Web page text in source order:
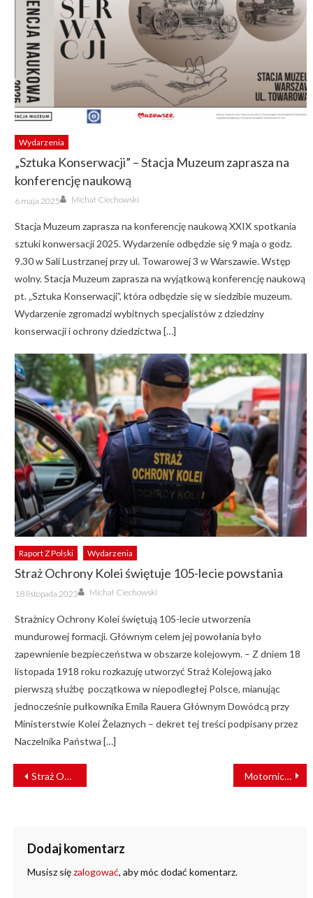
Wydarzenia
„Sztuka Konserwacji” – Stacja Muzeum zaprasza na
konferencję naukową
Posted
on
6 maja 2025 Author
Michał Ciechowski
Stacja Muzeum zaprasza na konferencję naukową XXIX spotkania
sztuki konwersacji 2025. Wydarzenie odbędzie się 9 maja o godz.
9.30 w Sali Lustrzanej przy ul. Towarowej 3 w Warszawie. Wstęp
wolny. Stacja Muzeum zaprasza na wyjątkową konferencję naukową
pt. „Sztuka Konserwacji”, która odbędzie się w siedzibie muzeum.
Wydarzenie zgromadzi wybitnych specjalistów z dziedziny
konserwacji i ochrony dziedzictwa […]
Raport Z Polski Wydarzenia
Straż Ochrony Kolei świętuje 105-lecie powstania
Posted
on
18 listopada 2023 Author
Michał Ciechowski
Strażnicy Ochrony Kolei świętują 105-lecie utworzenia
mundurowej formacji. Głównym celem jej powołania było
zapewnienie bezpieczeństwa w obszarze kolejowym. – Z dniem 18
listopada 1918 roku rozkazuję utworzyć Straż Kolejową jako
pierwszą służbę początkowa w niepodległej Polsce, mianując
jednocześnie pułkownika Emila Rauera Głównym Dowódcą przy
Ministerstwie Kolei Żelaznych – dekret tej treści podpisany przez
Naczelnika Państwa […]
NAWIGACJA
WPISU
Straż Ochrony Kolei zadba o bezpieczeństwo wolontariuszy WOŚP Motorniczy MPK Wrocław groził kierowcy bronią gazową. “Zwolniony w trybie natychmiastowym” [FILM]
Dodaj komentarz
Musisz sięzalogować, aby móc dodać komentarz.